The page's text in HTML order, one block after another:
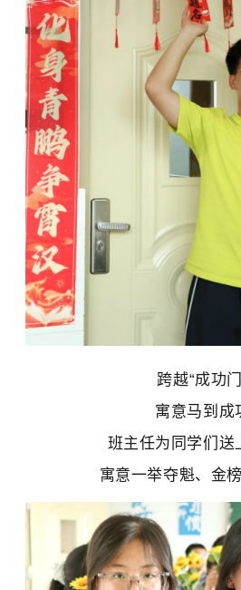
跨越“成功
寓意马到成
班主任为同学们送
寓意一举夺魁、金